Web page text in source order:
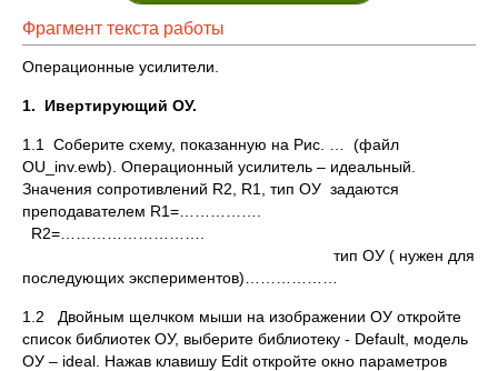
Фрагмент текста работы
Операционные усилители.
1. Ивертирующий ОУ.
1.1 Соберите схему, показанную на Рис. … (файл
OU_inv.ewb). Операционный усилитель – идеальный.
Значения сопротивлений R2, R1, тип ОУ задаются
преподавателем R1=…………….
R2=……………………….
тип ОУ ( нужен для
последующих экспериментов)………………
1.2 Двойным щелчком мыши на изображении ОУ откройте
список библиотек ОУ, выберите библиотеку - Default, модель
ОУ – ideal. Нажав клавишу Edit откройте окно параметров